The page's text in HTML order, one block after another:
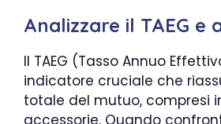
Analizzare il TAEG e
Il TAEG (Tasso Annuo
indicatore cruciale che
totale del mutuo, compresi
accessorie. Quando